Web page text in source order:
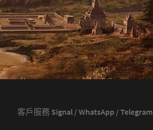
客戶服務 Signal / WhatsApp / Telegram